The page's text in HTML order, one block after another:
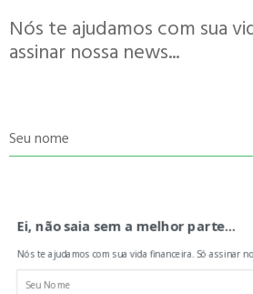
Nós te ajudamos com sua
assinar nossa news...
Seu nome
Ei, não saia sem a melhor parte...
Nós te ajudamos com sua vida financeira. Só assinar